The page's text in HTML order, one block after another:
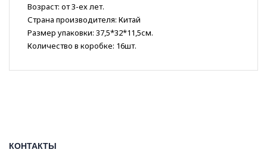
Возраст: от 3-ех лет.
Страна производителя: Китай
Размер упаковки: 37,5*32*11,5см.
Количество в коробке: 16шт.
КОНТАКТЫ